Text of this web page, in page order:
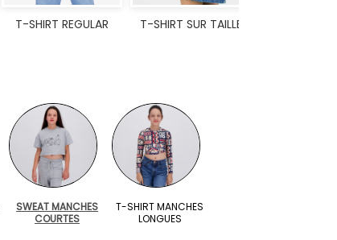
T-SHIRT REGULAR T-SHIRT SUR TAILLE
SWEAT MANCHES
COURTES
T-SHIRT MANCHES
LONGUES